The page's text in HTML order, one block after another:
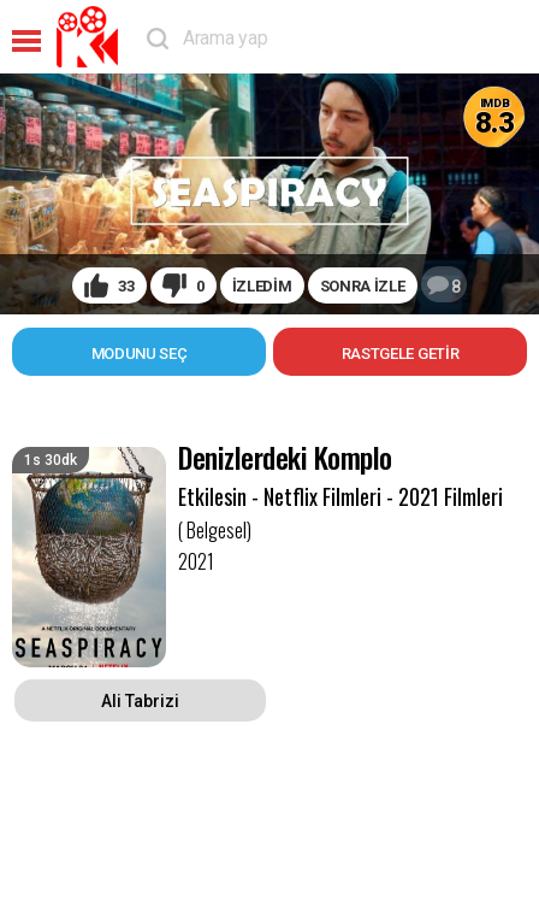
33 0 İZLEDİM SONRA İZLE 8
MODUNU SEÇ
1s 30dk
IMDB
8.3
Denizlerdeki Komplo
Etkilesin - Netflix Filmleri - 2021 Filmleri
( Belgesel)
2021
Ali Tabrizi